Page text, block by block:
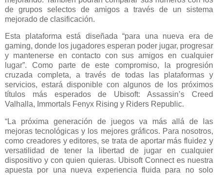
de grupos selectos de amigos a través de un sistema
mejorado de clasificación.
Esta plataforma está diseñada “para una nueva era de
gaming, donde los jugadores esperan poder jugar, progresar
y mantenerse en contacto con sus amigos en cualquier
lugar”. Como parte de este compromiso, la progresión
cruzada completa, a través de todas las plataformas y
servicios, estará disponible con algunos de los próximos
títulos más esperados de Ubisoft: Assassin’s Creed
Valhalla, Immortals Fenyx Rising y Riders Republic.
“La próxima generación de juegos va más allá de las
mejoras tecnológicas y los mejores gráficos. Para nosotros,
como creadores y editores, se trata de aportar más fluidez y
versatilidad de tener la libertad de jugar en cualquier
dispositivo y con quien quieras. Ubisoft Connect es nuestra
apuesta por una nueva experiencia fluida para no solo